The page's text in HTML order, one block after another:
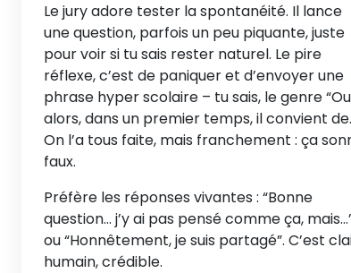
Le jury adore tester la spontanéité. Il lance
une question, parfois un peu piquante, juste
pour voir si tu sais rester naturel. Le pire
réflexe, c’est de paniquer et d’envoyer une
phrase hyper scolaire – tu sais, le genre
alors, dans un premier temps, il convient
On l’a tous faite, mais franchement : ça
faux.
Préfère les réponses vivantes : “Bonne
question… j’y ai pas pensé comme ça,
ou “Honnêtement, je suis partagé”. C’est
humain, crédible.